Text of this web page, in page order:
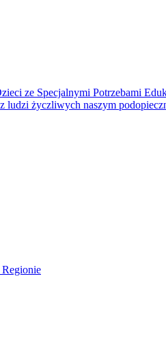
ze Specjalnymi Potrzebami
ludzi życzliwych naszym